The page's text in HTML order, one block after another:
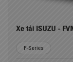
Xe tải ISUZU -
F-Series